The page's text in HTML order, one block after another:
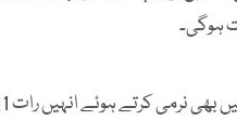
ہوگی۔
رات 11 بجے تک کھلا رکھنے کا فیصلہ کیا گیا ہے۔